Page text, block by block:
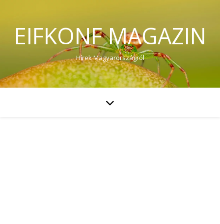
EIFKONF MAGAZIN
Hírek Magyarországról